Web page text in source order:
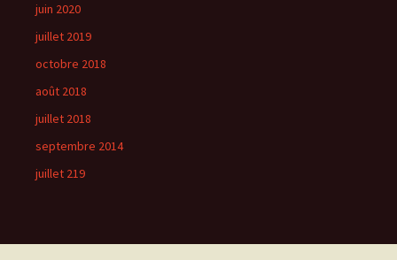
juin 2020
juillet 2019
octobre 2018
août 2018
juillet 2018
septembre 2014
juillet 219